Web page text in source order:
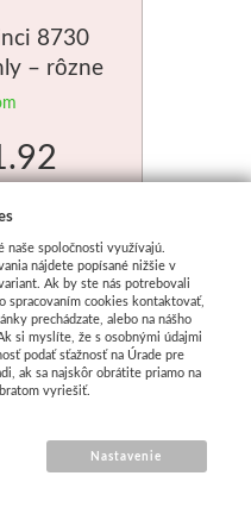
8730
– rôzne
spoločnosti využívajú.
nájdete popísané nižšie v
Ak by ste nás potrebovali
spracovaním cookies kontaktovať,
prechádzate, alebo na nášho
si myslíte, že s osobnými údajmi
podať sťažnosť na Úrade pre
ak sa najskôr obrátite priamo na
vyriešiť.
Nastavenie